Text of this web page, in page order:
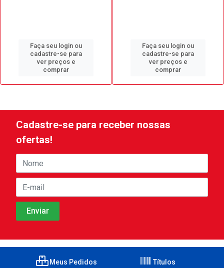
Faça seu login ou
cadastre-se para
ver preços e
comprar
Faça seu login ou
cadastre-se para
ver preços e
comprar
Cadastre-se para receber nossas
ofertas!
Meus Pedidos Títulos